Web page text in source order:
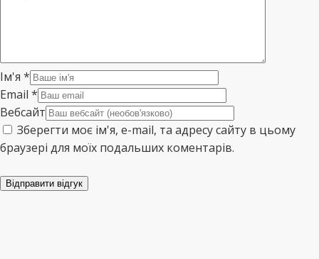
Ім'я *
Email *
Вебсайт
Зберегти моє ім'я, e-mail, та адресу сайту в цьому
браузері для моїх подальших коментарів.
Відправити відгук